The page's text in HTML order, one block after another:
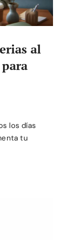
al
los días
tu